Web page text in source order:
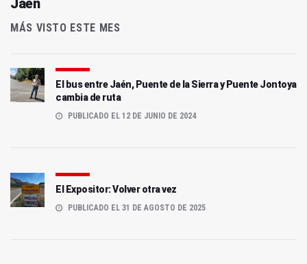
Jaén
MÁS VISTO ESTE MES
El bus entre Jaén, Puente de la Sierra y Puente Jontoya
cambia de ruta
PUBLICADO EL 12 DE JUNIO DE 2024
El Expositor: Volver otra vez
PUBLICADO EL 31 DE AGOSTO DE 2025